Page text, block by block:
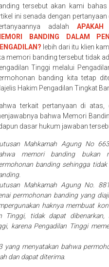
tersebut akan kami
ini senada dengan
adalah APAKAH
BANDING DALAM
lebih dari itu klien
memori banding tersebut tidak
Tinggi melalui
banding kita tetap
Hakim Pengadilan Tingkat
terkait pertanyaan di
bahwa Memori
dasar hukum jawaban
Mahkamah Agung No
memori banding bukan
banding sehingga
Mahkamah Agung No.
permohonan banding yang
haknya membuat
Tinggi, tidak dapat
karena Pengadilan Tinggi
menyatakan bahwa
dan dapat diterima.